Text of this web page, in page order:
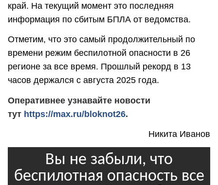
край. На текущий момент это последняя
информация по сбитым БПЛА от ведомства.
Отметим, что это самый продолжительный по
времени режим беспилотной опасности в 26
регионе за все время. Прошлый рекорд в 13
часов держался с августа 2025 года.
Оперативнее узнавайте новости
тут https://max.ru/bloknot26.
Никита Иванов